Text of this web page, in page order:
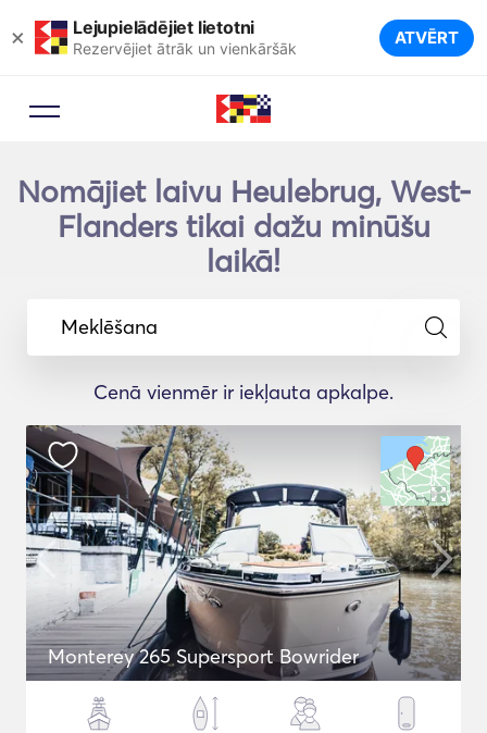
× Lejupielādējiet lietotni
Rezervējiet ātrāk un vienkāršāk ATVĒRT
Nomājiet laivu Heulebrug, West-
Flanders tikai dažu minūšu
laikā!
Meklēšana
Cenā vienmēr ir iekļauta apkalpe.
Monterey 265 Supersport Bowrider